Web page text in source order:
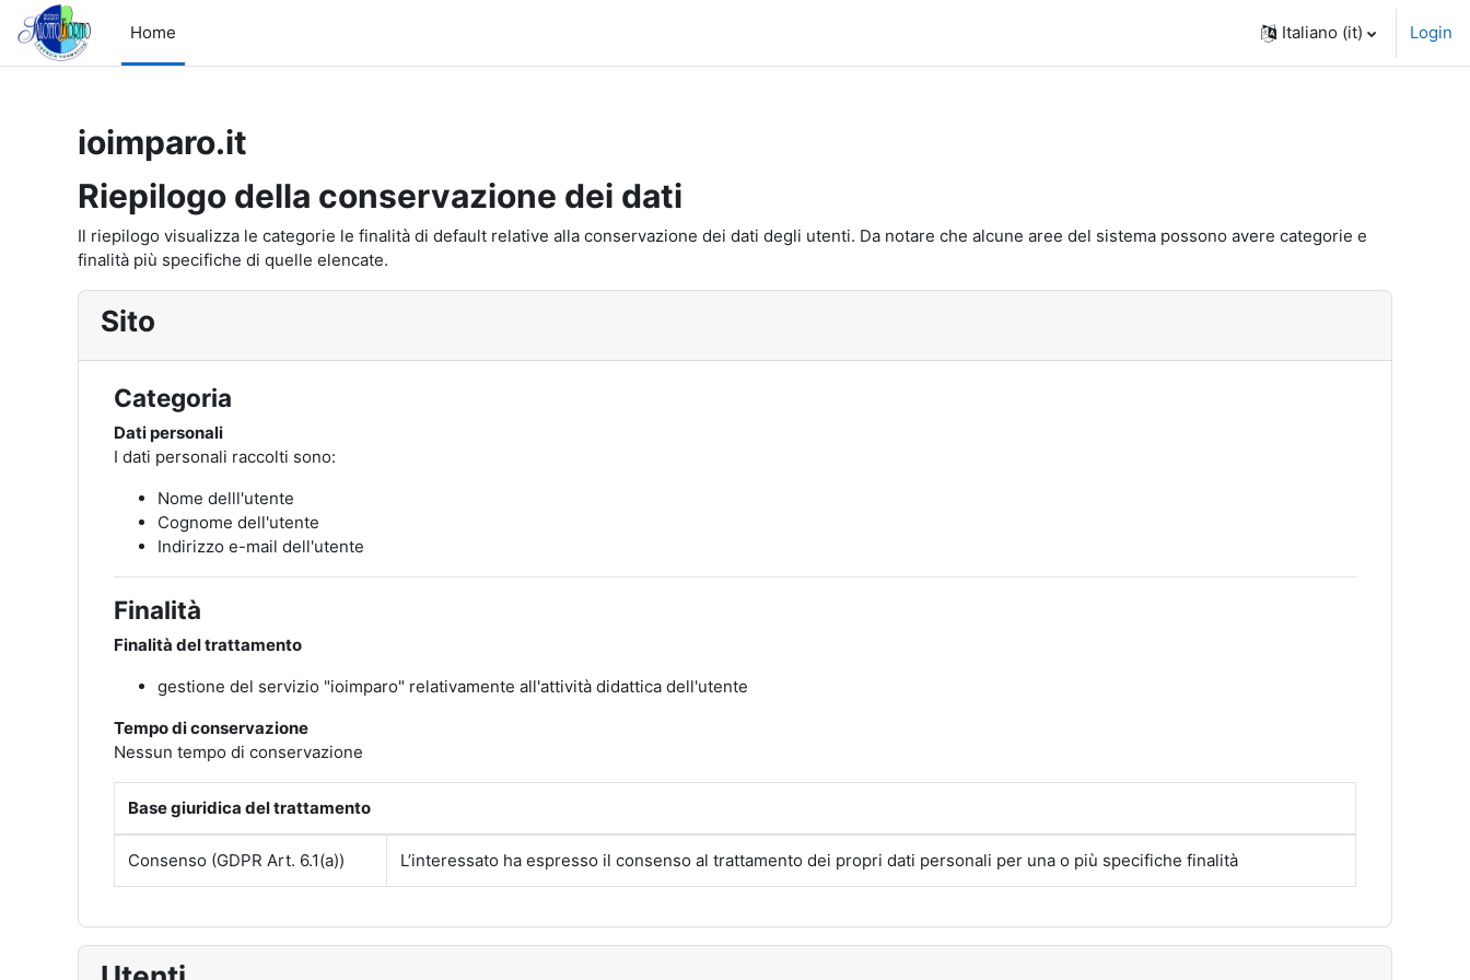
Vai al contenuto principale
Home
Italiano ‎(it)‎ Login
ioimparo.it
Riepilogo della conservazione dei dati
Il riepilogo visualizza le categorie le finalità di default relative alla conservazione dei dati degli utenti. Da notare che alcune aree del sistema possono avere categorie e
finalità più specifiche di quelle elencate.
Sito
Categoria
Dati personali
I dati personali raccolti sono:
Nome delll'utente
Cognome dell'utente
Indirizzo e-mail dell'utente
Finalità
Finalità del trattamento
gestione del servizio "ioimparo" relativamente all'attività didattica dell'utente
Tempo di conservazione
Nessun tempo di conservazione
Base giuridica del trattamento
Consenso (GDPR Art. 6.1(a)) L’interessato ha espresso il consenso al trattamento dei propri dati personali per una o più specifiche finalità